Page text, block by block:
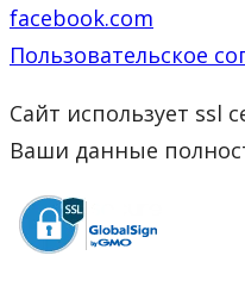
facebook.com
Пользовательское
Сайт использует ssl
Ваши данные